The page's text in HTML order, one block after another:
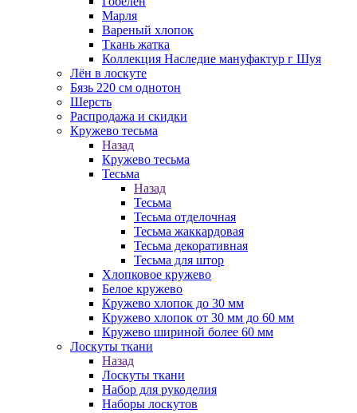
Марля
Вареный хлопок
Ткань жатка
Коллекция Наследие мануфактур г Шуя
Лён в лоскуте
Бязь 220 см однотон
Шерсть
Распродажа и скидки
Кружево тесьма
Назад
Кружево тесьма
Тесьма
Назад
Тесьма
Тесьма отделочная
Тесьма жаккардовая
Тесьма декоративная
Тесьма для штор
Хлопковое кружево
Белое кружево
Кружево хлопок до 30 мм
Кружево хлопок от 30 мм до 60 мм
Кружево шириной более 60 мм
Лоскуты ткани
Назад
Лоскуты ткани
Набор для рукоделия
Наборы лоскутов